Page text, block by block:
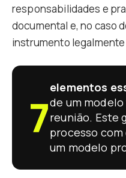
responsabilidades e
documental e, no caso
instrumento legalmente
7
elementos
de um
reunião. Este
processo
um modelo